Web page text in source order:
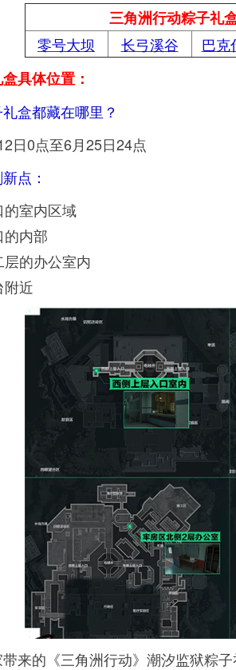
三角洲行动粽子礼
零号大坝
长弓溪谷
巴克
具体位置：
盒都藏在哪里？
日0点至6月25日24点
点：
室内区域
内部
的办公室内
附近
来的《三角洲行动》潮汐监狱粽